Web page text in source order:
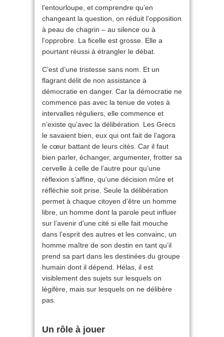
l’entourloupe, et comprendre qu’en
changeant la question, on réduit l’opposition
à peau de chagrin – au silence ou à
l’opprobre. La ficelle est grosse. Elle a
pourtant réussi à étrangler le débat.
C’est d’une tristesse sans nom. Et un
flagrant délit de non assistance à
démocratie en danger. Car la démocratie ne
commence pas avec la tenue de votes à
intervalles réguliers, elle commence et
n’existe qu’avec la délibération. Les Grecs
le savaient bien, eux qui ont fait de l’agora
le cœur battant de leurs cités. Car il faut
bien parler, échanger, argumenter, frotter sa
cervelle à celle de l’autre pour qu’une
réflexion s’affine, qu’une décision mûre et
réfléchie soit prise. Seule la délibération
permet à chaque citoyen d’être un homme
libre, un homme dont la parole peut influer
sur l’avenir d’une cité si elle fait mouche
dans l’esprit des autres et les convainc, un
homme maître de son destin en tant qu’il
prend sa part dans les destinées du groupe
humain dont il dépend. Hélas, il est
visiblement des sujets sur lesquels on
légifère, mais sur lesquels on ne délibère
pas.
Un rôle à jouer